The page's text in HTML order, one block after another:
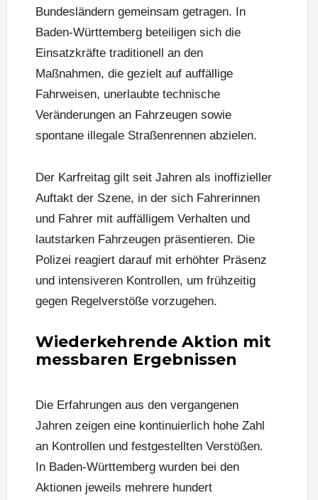
Bundesländern gemeinsam getragen. In
Baden-Württemberg beteiligen sich die
Einsatzkräfte traditionell an den
Maßnahmen, die gezielt auf auffällige
Fahrweisen, unerlaubte technische
Veränderungen an Fahrzeugen sowie
spontane illegale Straßenrennen abzielen.
Der Karfreitag gilt seit Jahren als inoffizieller
Auftakt der Szene, in der sich Fahrerinnen
und Fahrer mit auffälligem Verhalten und
lautstarken Fahrzeugen präsentieren. Die
Polizei reagiert darauf mit erhöhter Präsenz
und intensiveren Kontrollen, um frühzeitig
gegen Regelverstöße vorzugehen.
Wiederkehrende Aktion mit
messbaren Ergebnissen
Die Erfahrungen aus den vergangenen
Jahren zeigen eine kontinuierlich hohe Zahl
an Kontrollen und festgestellten Verstößen.
In Baden-Württemberg wurden bei den
Aktionen jeweils mehrere hundert